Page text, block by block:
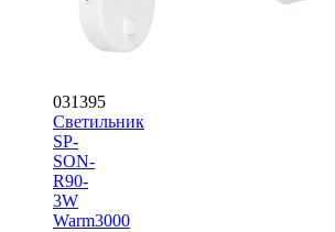
031395
Светильник
SP-
SON-
R90-
3W
Warm3000